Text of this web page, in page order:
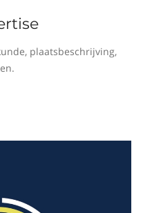
plaatsbeschrijving,